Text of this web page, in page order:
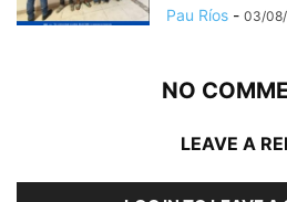
Pau Ríos - 03/
NO
LEAVE A